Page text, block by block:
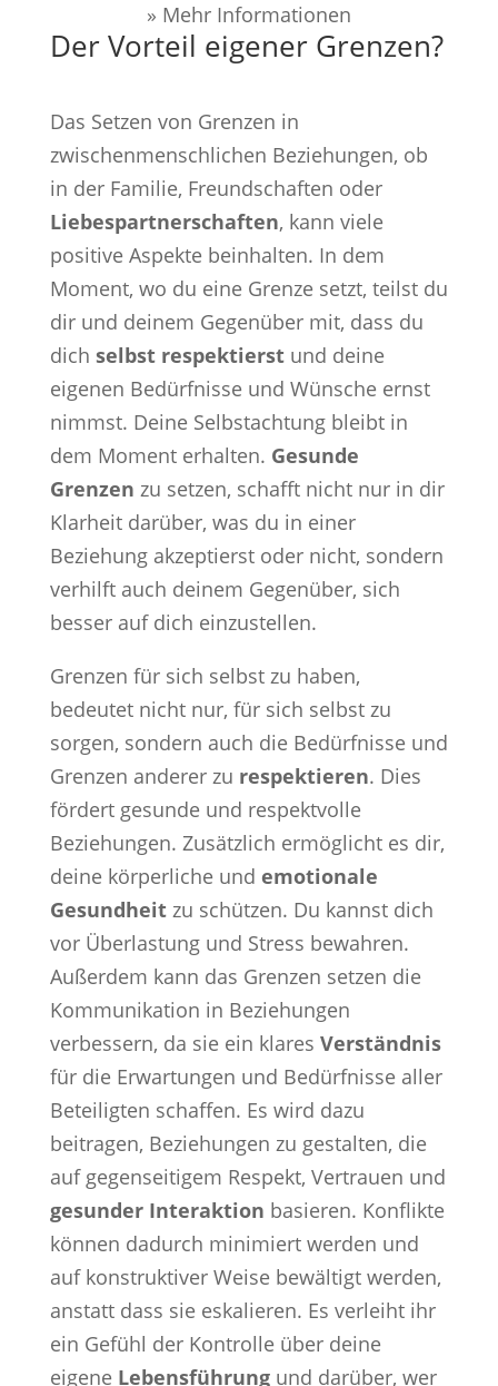
» Mehr Informationen
Der Vorteil eigener Grenzen?
Das Setzen von Grenzen in
zwischenmenschlichen Beziehungen, ob
in der Familie, Freundschaften oder
Liebespartnerschaften, kann viele
positive Aspekte beinhalten. In dem
Moment, wo du eine Grenze setzt, teilst du
dir und deinem Gegenüber mit, dass du
dich selbst respektierstund deine
eigenen Bedürfnisse und Wünsche ernst
nimmst. Deine Selbstachtung bleibt in
dem Moment erhalten. Gesunde
Grenzen zu setzen, schafft nicht nur in dir
Klarheit darüber, was du in einer
Beziehung akzeptierst oder nicht, sondern
verhilft auch deinem Gegenüber, sich
besser auf dich einzustellen.
Grenzen für sich selbst zu haben,
bedeutet nicht nur, für sich selbst zu
sorgen, sondern auch die Bedürfnisse und
Grenzen anderer zu respektieren. Dies
fördert gesunde und respektvolle
Beziehungen. Zusätzlich ermöglicht es dir,
deine körperliche und emotionale
Gesundheitzu schützen. Du kannst dich
vor Überlastung und Stress bewahren.
Außerdem kann das Grenzen setzen die
Kommunikation in Beziehungen
verbessern, da sie ein klares Verständnis
für die Erwartungen und Bedürfnisse aller
Beteiligten schaffen. Es wird dazu
beitragen, Beziehungen zu gestalten, die
auf gegenseitigem Respekt, Vertrauen und
gesunder Interaktion basieren. Konflikte
können dadurch minimiert werden und
auf konstruktiver Weise bewältigt werden,
anstatt dass sie eskalieren. Es verleiht ihr
ein Gefühl der Kontrolle über deine
eigene Lebensführungund darüber, wer